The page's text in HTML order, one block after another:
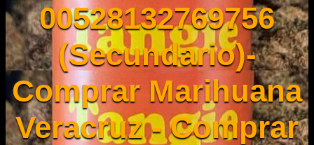
00528132769756
(Secundario)-
Comprar Marihuana
Veracruz - Comprar